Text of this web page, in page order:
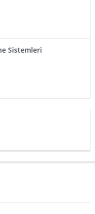
Sistemleri